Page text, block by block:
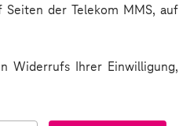
der Telekom MMS, auf
Widerrufs Ihrer Einwilligung,